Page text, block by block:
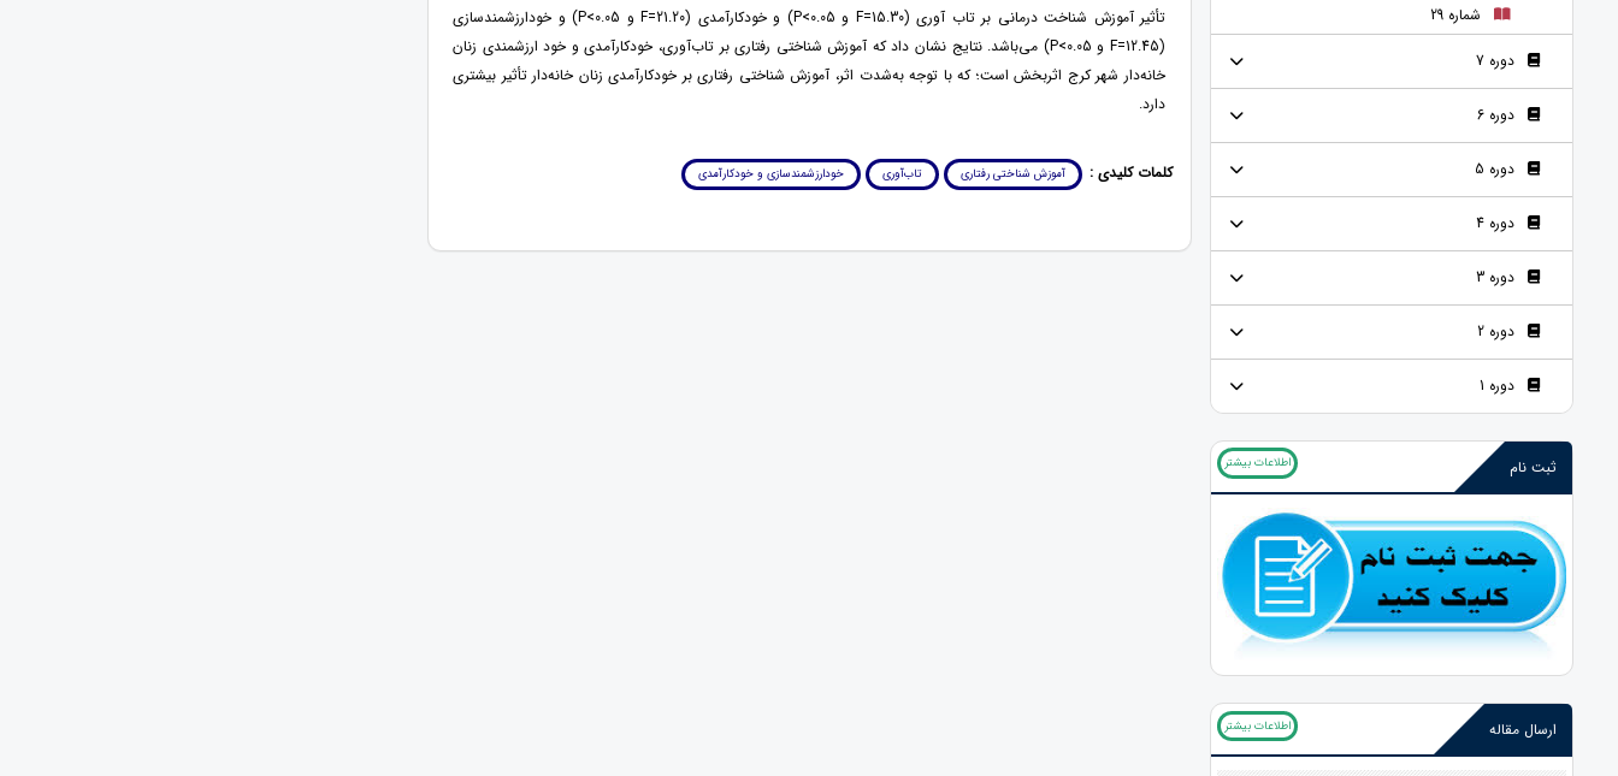
شماره 29
دوره 7
دوره 6
دوره 5
دوره 4
دوره 3
دوره 2
دوره 1
ثبت نام اطلاعات بیشتر
ارسال مقاله اطلاعات بیشتر
تأثیر آموزش شناخت درمانی بر تاب آوری (F=15.30 و P<0.05) و خودکارآمدی (F=21.20 و P<0.05) و خودارزشمندسازی
(F=12.45 و P<0.05) می‌باشد. نتایج نشان داد که آموزش شناختی رفتاری بر تاب‌آوری، خودکارآمدی و خود ارزشمندی زنان
خانه‌دار شهر کرج اثربخش است؛ که با توجه به‌شدت اثر، آموزش شناختی رفتاری بر خودکارآمدی زنان خانه‌دار تأثیر بیشتری
دارد.
کلمات کلیدی : آموزش شناختی رفتاری تاب‌آوری خودارزشمندسازی و خودکارآمدی